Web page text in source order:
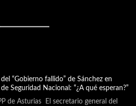
“Gobierno fallido” de Sánchez en
Seguridad Nacional: “¿A qué esperan?”
de Asturias El secretario general del